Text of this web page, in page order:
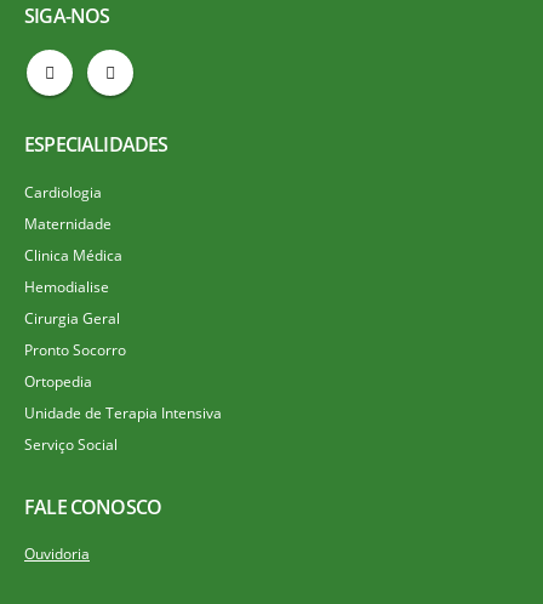
SIGA-NOS
ESPECIALIDADES
Cardiologia
Maternidade
Clinica Médica
Hemodialise
Cirurgia Geral
Pronto Socorro
Ortopedia
Unidade de Terapia Intensiva
Serviço Social
FALE CONOSCO
Ouvidoria